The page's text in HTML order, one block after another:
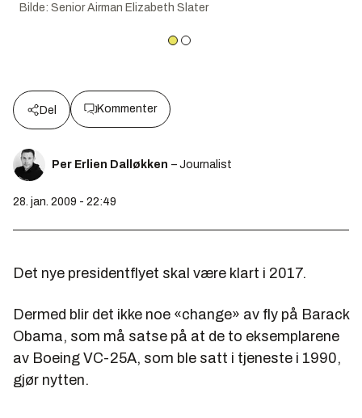
Bilde: Senior Airman Elizabeth Slater
Del Kommenter
Per Erlien Dalløkken – Journalist
28. jan. 2009 - 22:49
Det nye presidentflyet skal være klart i 2017.
Dermed blir det ikke noe «change» av fly på Barack
Obama, som må satse på at de to eksemplarene
av Boeing VC-25A, som ble satt i tjeneste i 1990,
gjør nytten.